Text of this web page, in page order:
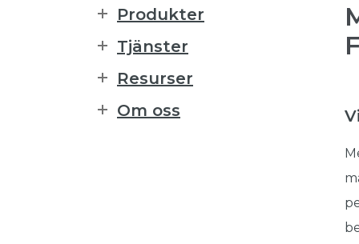
Produkter
Tjänster
Resurser
Om oss